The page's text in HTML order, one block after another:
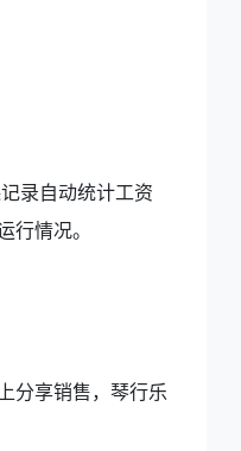
录自动统计工资
行情况。
分享销售，琴行乐